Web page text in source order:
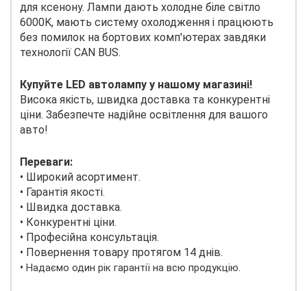
для ксенону. Лампи дають холодне біле світло
6000K, мають систему охолодження і працюють
без помилок на бортових комп'ютерах завдяки
технології CAN BUS.
Купуйте LED автолампу у нашому магазині!
Висока якість, швидка доставка та конкурентні
ціни. Забезпечте надійне освітлення для вашого
авто!
Переваги:
• Широкий асортимент.
• Гарантія якості.
• Швидка доставка.
• Конкурентні ціни.
• Професійна консультація.
• Повернення товару протягом 14 днів.
• Надаємо один рік гарантії на всю продукцію.